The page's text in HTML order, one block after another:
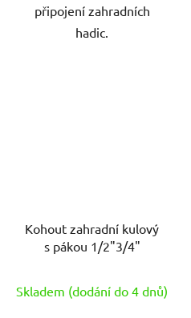
připojení zahradních
hadic.
Kohout zahradní kulový
s pákou 1/2"3/4"
Skladem (dodání do 4 dnů)